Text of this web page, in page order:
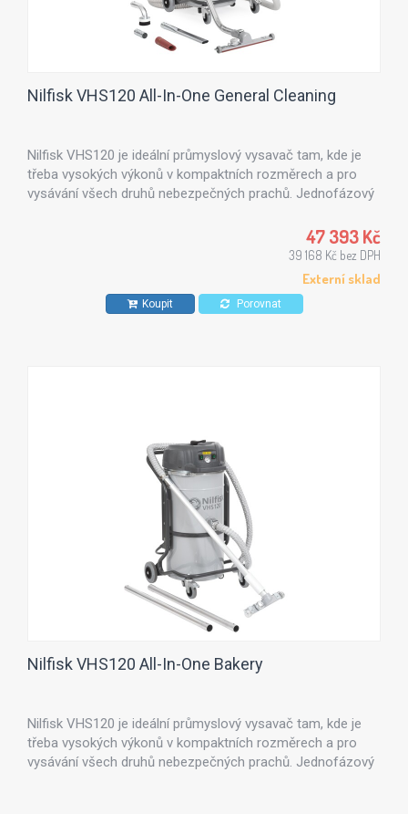
Nilfisk VHS120 All-In-One General Cleaning
Nilfisk VHS120 je ideální průmyslový vysavač tam, kde je
třeba vysokých výkonů v kompaktních rozměrech a pro
vysávání všech druhů nebezpečných prachů. Jednofázový
passových sacích motorů a 37-litrovou odnímatelnou
"sitdown" odpadní nádobou, která zajišťuje nejvyšší výkon a
zásobní kapacitu v oblastech s omezeným prostorem.
47 393 Kč
39 168 Kč bez DPH
Externí sklad
Koupit Porovnat
Nilfisk VHS120 All-In-One Bakery
Nilfisk VHS120 je ideální průmyslový vysavač tam, kde je
třeba vysokých výkonů v kompaktních rozměrech a pro
vysávání všech druhů nebezpečných prachů. Jednofázový